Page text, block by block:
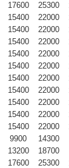
17600 25300
15400 22000
15400 22000
15400 22000
15400 22000
15400 22000
15400 22000
15400 22000
15400 22000
15400 22000
15400 22000
9900 14300
13200 18700
17600 25300